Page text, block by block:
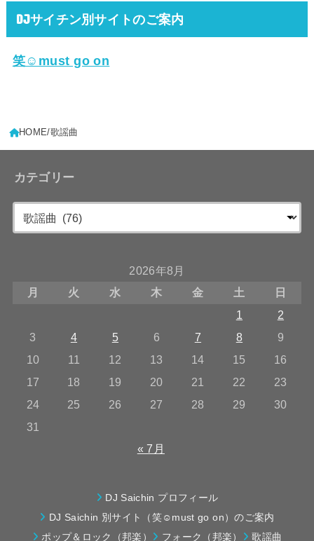
DJサイチン別サイトのご案内
笑☺must go on
HOME 歌謡曲
カテゴリー
2026年8月
月
火 水 木 金 土
日
1
2
3
4 5 6 7 8
9
10
11 12 13 14 15
16
17
18 19 20 21 22
23
24
25 26 27 28 29
30
31
« 7月
DJ Saichin プロフィール
DJ Saichin 別サイト（笑☺must go on）のご案内
ポップ＆ロック（邦楽）
フォーク（邦楽） 歌謡曲